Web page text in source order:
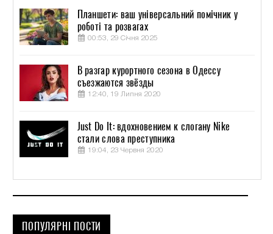
Планшети: ваш універсальний помічник у
роботі та розвагах
00:53, 29 Січня 2025
В разгар курортного сезона в Одессу
съезжаются звёзды
12:40, 19 Липня 2020
Just Do It: вдохновением к слогану Nike
стали слова преступника
19:04, 23 Червня 2020
ПОПУЛЯРНІ ПОСТИ